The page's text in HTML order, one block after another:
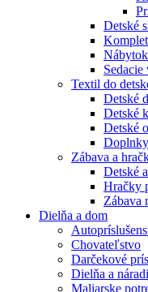
Detské
Sedacie
Textil do
Detské
Detské
Detské
Zábava a
Detské
Hračky
Zábava
Dielňa a dom
Chovateľstvo
Darčekové
Dielňa a
Maliarske